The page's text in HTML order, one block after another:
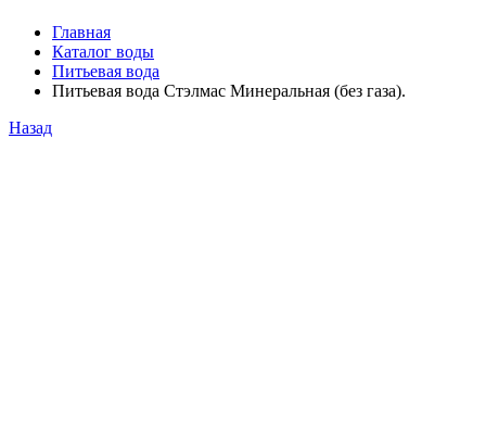
Главная
Каталог воды
Питьевая вода
Питьевая вода Стэлмас Минеральная (без газа).
Назад